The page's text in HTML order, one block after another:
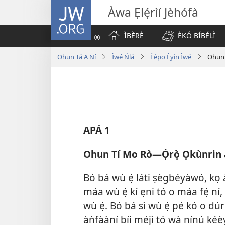
JW.ORG Àwa Ẹlẹ́rìí Jèhófà
ÌBẸ̀RẸ̀
Ẹ̀KỌ́ BÍBÉLÌ
Ohun Tá A Ní Ìwé Ńlá Èèpo Ẹ̀yìn Ìwé
APÁ 1
Ohun Tí Mo Rò—Ọ̀rọ̀
Bó bá wù ẹ́ láti ṣègbéyàwó,
máa wù ẹ́ kí ẹni tó o máa fẹ́
wù ẹ́. Bó bá sì wù ẹ́ pé kó o
àǹfààní bíi méjì tó wà nínú